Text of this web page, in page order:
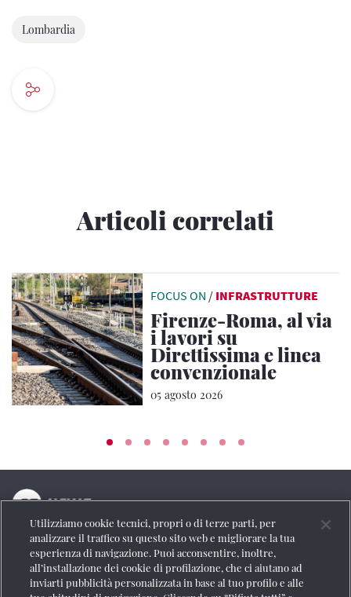
Lombardia
Articoli correlati
FOCUS ON / INFRASTRUTTURE
Firenze-Roma, al via
i lavori su
Direttissima e linea
convenzionale
05 agosto 2026
La testata online del Gruppo FS Italiane
Social
Utilizziamo cookie tecnici, propri o di terze parti, per
analizzare il traffico su questo sito web e migliorare la tua
esperienza di navigazione. Puoi acconsentire, inoltre,
all’installazione dei cookie di profilazione, che ci aiutano ad
inviarti pubblicità personalizzata in base al tuo profilo e alle